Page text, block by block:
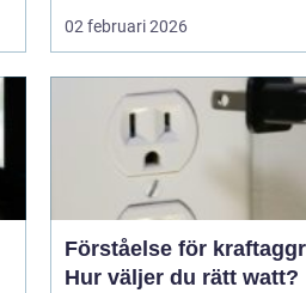
02 februari 2026
Förståelse för
Hur väljer du rätt watt?